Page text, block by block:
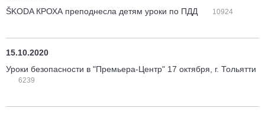
ŠKODA КРОХА преподнесла детям уроки по ПДД
10924
15.10.2020
Уроки безопасности в "Премьера-Центр" 17 октября, г. Тольятти
6239